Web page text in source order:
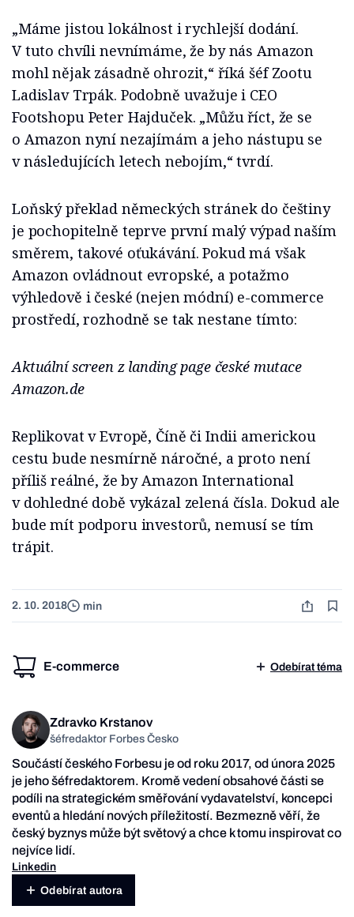
„Máme jistou lokálnost i rychlejší dodání.
V tuto chvíli nevnímáme, že by nás Amazon
mohl nějak zásadně ohrozit,“ říká šéf Zootu
Ladislav Trpák. Podobně uvažuje i CEO
Footshopu Peter Hajduček. „Můžu říct, že se
o Amazon nyní nezajímám a jeho nástupu se
v následujících letech nebojím,“ tvrdí.
Loňský překlad německých stránek do češtiny
je pochopitelně teprve první malý výpad naším
směrem, takové oťukávání. Pokud má však
Amazon ovládnout evropské, a potažmo
výhledově i české (nejen módní) e-commerce
prostředí, rozhodně se tak nestane tímto:
Aktuální screen z landing page české mutace
Amazon.de
Replikovat v Evropě, Číně či Indii americkou
cestu bude nesmírně náročné, a proto není
příliš reálné, že by Amazon International
v dohledné době vykázal zelená čísla. Dokud ale
bude mít podporu investorů, nemusí se tím
trápit.
2. 10. 2018 min
E-commerce Odebírat téma
Zdravko Krstanov
šéfredaktor Forbes Česko
Součástí českého Forbesu je od roku 2017, od února 2025
je jeho šéfredaktorem. Kromě vedení obsahové části se
podíli na strategickém směřování vydavatelství, koncepci
eventů a hledání nových příležitostí. Bezmezně věří, že
český byznys může být světový a chce k tomu inspirovat co
nejvíce lidí.
Linkedin
Odebírat autora